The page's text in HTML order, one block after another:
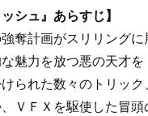
シュ』あらすじ】
奪計画がスリリングに
魅力を放つ悪の天才
られた数々のトリッ
ＶＦＸを駆使した冒